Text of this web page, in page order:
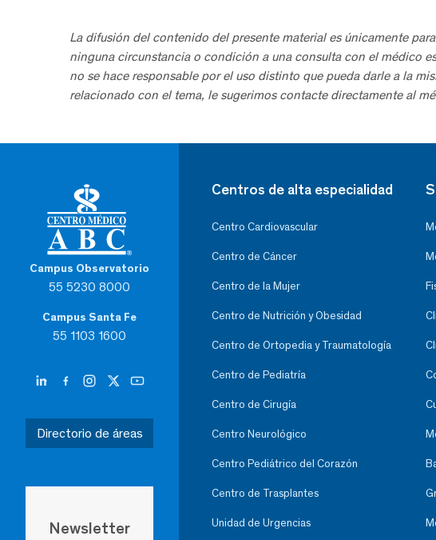
La difusión del contenido del presente material es únicamente
ninguna circunstancia o condición a una consulta con el médico
no se hace responsable por el uso distinto que pueda darle a la
relacionado con el tema, le sugerimos contacte directamente al
Campus Observatorio
55 5230 8000
Campus Santa Fe
55 1103 1600
Directorio de áreas
Newsletter
Centros de alta especialidad
Centro Cardiovascular
Centro de Cáncer
Centro de la Mujer
Centro de Nutrición y Obesidad
Centro de Ortopedia y Traumatología
Centro de Pediatría
Centro de Cirugía
Centro Neurológico
Centro Pediátrico del Corazón
Centro de Trasplantes
Unidad de Urgencias